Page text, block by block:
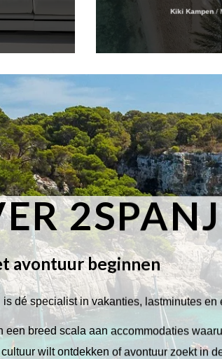
Kiki Kampen /
avontuur beginnen
is dé specialist in vakanties, lastminutes en
een breed scala aan accommodaties
wilt ontdekken of avontuur zoekt in